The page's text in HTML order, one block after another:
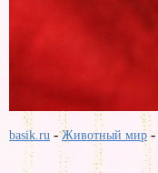
basik.ru -Животный мир-